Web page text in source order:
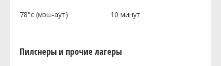
78°c (мэш-аут) 10 минут
Пилснеры и прочие лагеры